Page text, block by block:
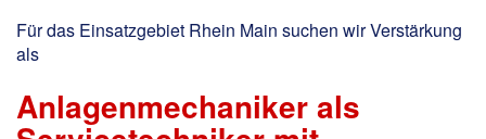
Für das Einsatzgebiet Rhein Main suchen wir Verstärkung
als
Anlagenmechaniker als